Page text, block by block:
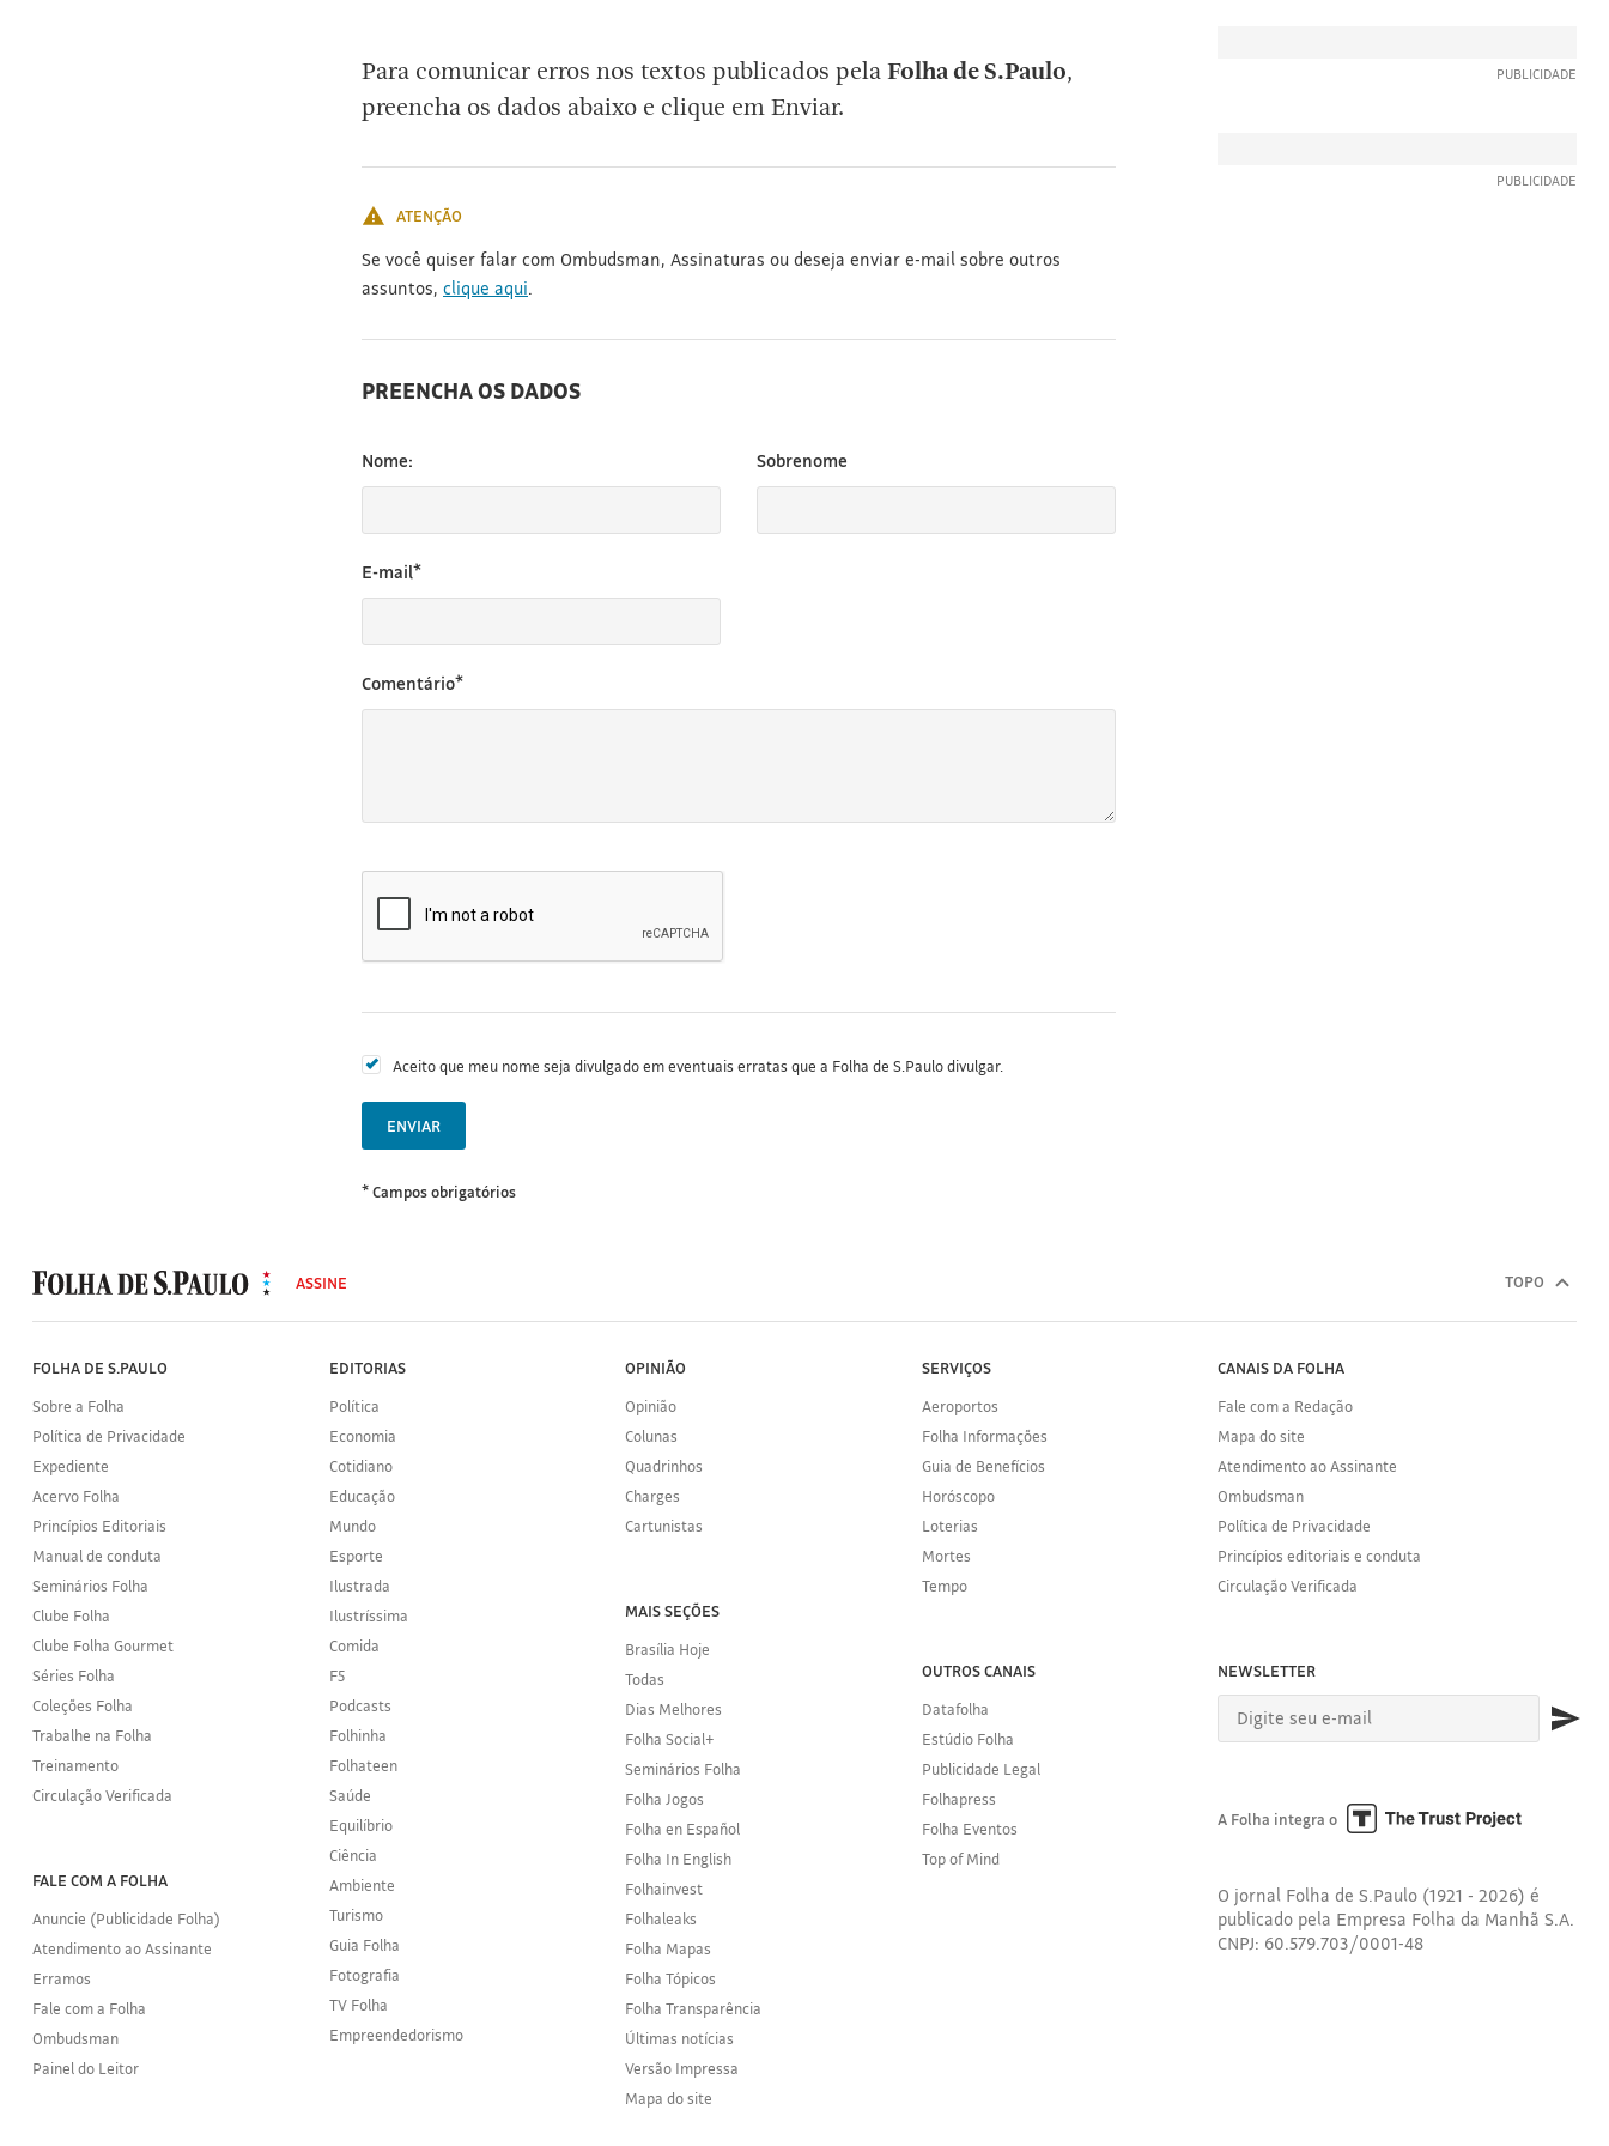
Para comunicar erros nos textos publicados pelaFolha de S.Paulo,
preencha os dados abaixo e clique em Enviar.
ATENÇÃO
Se você quiser falar com Ombudsman, Assinaturas ou deseja enviar e-mail sobre outros
assuntos, clique aqui.
PREENCHA OS DADOS
Nome: Sobrenome
E-mail*
Comentário*
Aceito que meu nome seja divulgado em eventuais erratas que a Folha de S.Paulo divulgar.
ENVIAR
* Campos obrigatórios
Folha
de
S.Paulo
ASSINE TOPO
FOLHA DE S.PAULO
Sobre a Folha
Política de Privacidade
Expediente
Acervo Folha
Princípios Editoriais
Manual de conduta
Seminários Folha
Clube Folha
Clube Folha Gourmet
Séries Folha
Coleções Folha
Trabalhe na Folha
Treinamento
Circulação Verificada
FALE COM A FOLHA
Anuncie (Publicidade Folha)
Atendimento ao Assinante
Erramos
Fale com a Folha
Ombudsman
Painel do Leitor
EDITORIAS
Política
Economia
Cotidiano
Educação
Mundo
Esporte
Ilustrada
Ilustríssima
Comida
F5
Podcasts
Folhinha
Folhateen
Saúde
Equilíbrio
Ciência
Ambiente
Turismo
Guia Folha
Fotografia
TV Folha
Empreendedorismo
OPINIÃO
Opinião
Colunas
Quadrinhos
Charges
Cartunistas
MAIS SEÇÕES
Brasília Hoje
Todas
Dias Melhores
Folha Social+
Seminários Folha
Folha Jogos
Folha en Español
Folha In English
Folhainvest
Folhaleaks
Folha Mapas
Folha Tópicos
Folha Transparência
Últimas notícias
Versão Impressa
Mapa do site
SERVIÇOS
Aeroportos
Folha Informações
Guia de Benefícios
Horóscopo
Loterias
Mortes
Tempo
OUTROS CANAIS
Datafolha
Estúdio Folha
Publicidade Legal
Folhapress
Folha Eventos
Top of Mind
CANAIS DA FOLHA
Fale com a Redação
Mapa do site
Atendimento ao Assinante
Ombudsman
Política de Privacidade
Princípios editoriais e conduta
Circulação Verificada
NEWSLETTER
A Folha integra o
O jornal Folha de S.Paulo (1921 - 2026) é
publicado pela Empresa Folha da Manhã S.A.
CNPJ: 60.579.703/0001-48